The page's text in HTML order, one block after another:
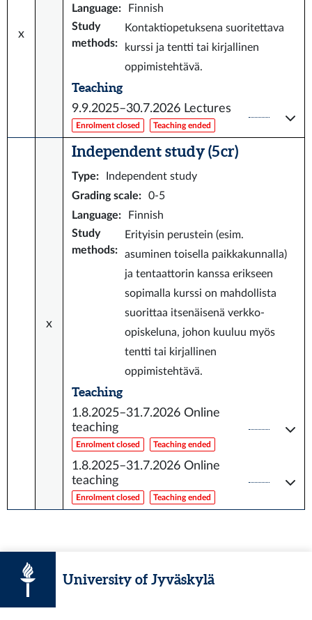
x
Language:
Finnish
Study
methods:
Kontaktiopetuksena suoritettava
kurssi ja tentti tai kirjallinen
oppimistehtävä.
Teaching
9.9.2025–30.7.2026 Lectures
Enrolment closed Teaching ended
x
Independent study (5 cr)
Type:
Independent study
Grading scale:
0-5
Language:
Finnish
Study
methods:
Erityisin perustein (esim.
asuminen toisella paikkakunnalla)
ja tentaattorin kanssa erikseen
sopimalla kurssi on mahdollista
suorittaa itsenäisenä verkko-
opiskeluna, johon kuuluu myös
tentti tai kirjallinen
oppimistehtävä.
Teaching
1.8.2025–31.7.2026 Online
teaching
Enrolment closed Teaching ended
1.8.2025–31.7.2026 Online
teaching
Enrolment closed Teaching ended
University of Jyväskylä